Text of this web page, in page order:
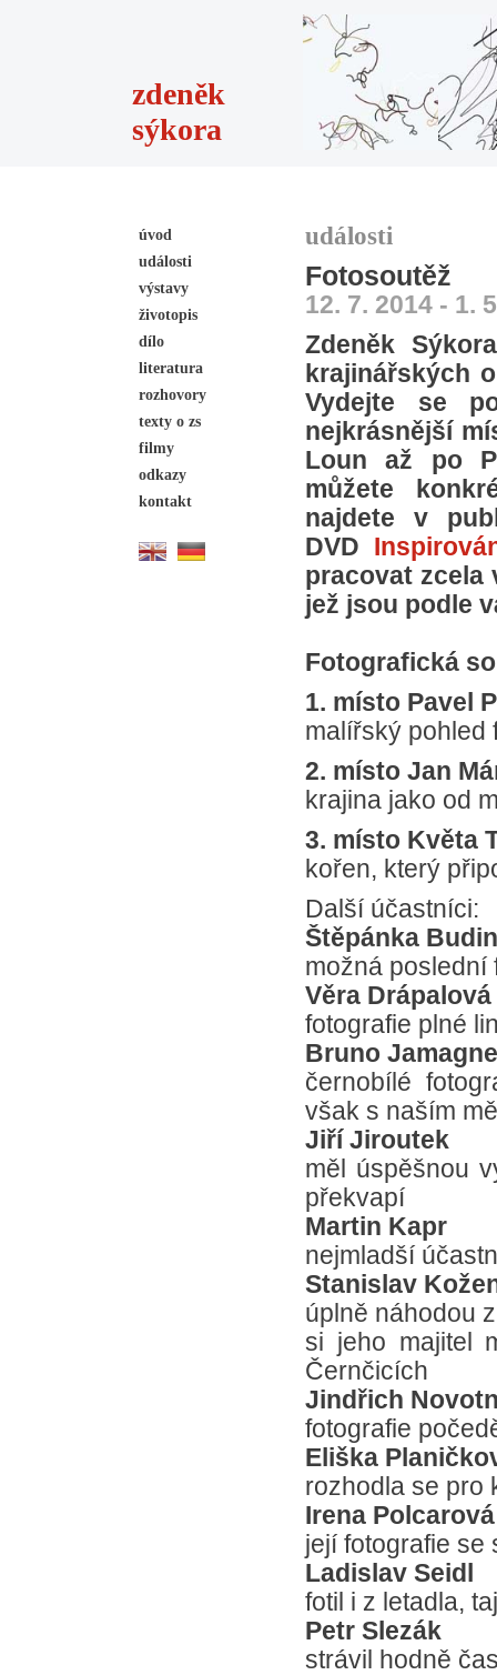
zdeněk
sýkora
úvod
události
výstavy
životopis
dílo
literatura
rozhovory
texty o zs
filmy
odkazy
kontakt
události
Fotosoutěž
12. 7. 2014 - 1.
Zdeněk
krajinářských
Vydejte se
nejkrásnější
Loun až po
můžete
najdete v
DVD
pracovat zcela
jež jsou podle
Fotografická
1. místo Pavel
malířský pohled
2. místo Jan
krajina jako od
3. místo Květa
kořen, který
Další účastníci:
Štěpánka
možná poslední
Věra Drápalová
fotografie plné
Bruno Jamagne
černobílé
však s naším
Jiří Jiroutek
měl úspěšnou
překvapí
Martin Kapr
nejmladší
Stanislav
úplně náhodou
si jeho majitel
Černčicích
Jindřich
fotografie
Eliška
rozhodla se pro
Irena Polcarová
její fotografie se
Ladislav Seidl
fotil i z letadla,
Petr Slezák
strávil hodně